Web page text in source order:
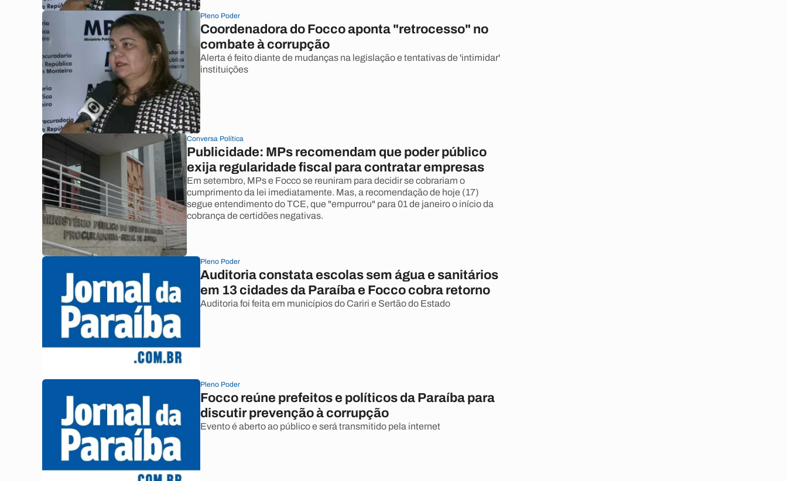
Pleno Poder
Coordenadora do Focco aponta "retrocesso" no
combate à corrupção
Alerta é feito diante de mudanças na legislação e tentativas de 'intimidar'
instituições
Conversa Política
Publicidade: MPs recomendam que poder público
exija regularidade fiscal para contratar empresas
Em setembro, MPs e Focco se reuniram para decidir se cobrariam o
cumprimento da lei imediatamente. Mas, a recomendação de hoje (17)
segue entendimento do TCE, que "empurrou" para 01 de janeiro o início da
cobrança de certidões negativas.
Pleno Poder
Auditoria constata escolas sem água e sanitários
em 13 cidades da Paraíba e Focco cobra retorno
Auditoria foi feita em municípios do Cariri e Sertão do Estado
Pleno Poder
Focco reúne prefeitos e políticos da Paraíba para
discutir prevenção à corrupção
Evento é aberto ao público e será transmitido pela internet